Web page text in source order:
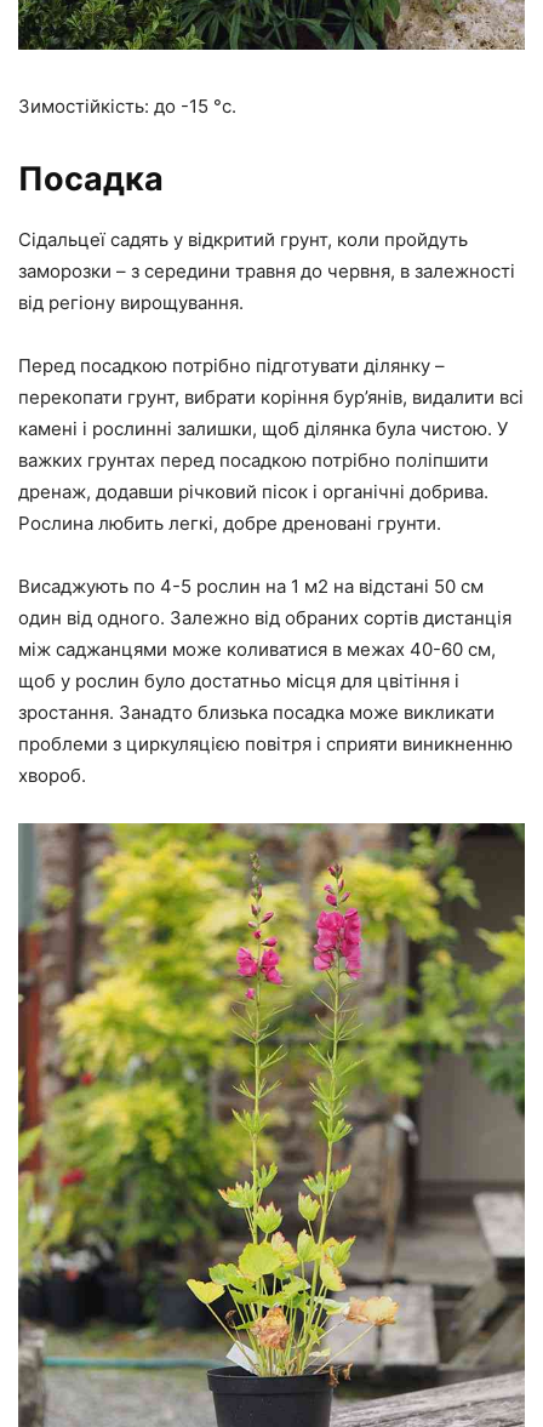
Зимостійкість: до -15 °c.
Посадка
Сідальцеї садять у відкритий грунт, коли пройдуть
заморозки – з середини травня до червня, в залежності
від регіону вирощування.
Перед посадкою потрібно підготувати ділянку –
перекопати грунт, вибрати коріння бур’янів, видалити всі
камені і рослинні залишки, щоб ділянка була чистою. У
важких грунтах перед посадкою потрібно поліпшити
дренаж, додавши річковий пісок і органічні добрива.
Рослина любить легкі, добре дреновані грунти.
Висаджують по 4-5 рослин на 1 м2 на відстані 50 см
один від одного. Залежно від обраних сортів дистанція
між саджанцями може коливатися в межах 40-60 см,
щоб у рослин було достатньо місця для цвітіння і
зростання. Занадто близька посадка може викликати
проблеми з циркуляцією повітря і сприяти виникненню
хвороб.